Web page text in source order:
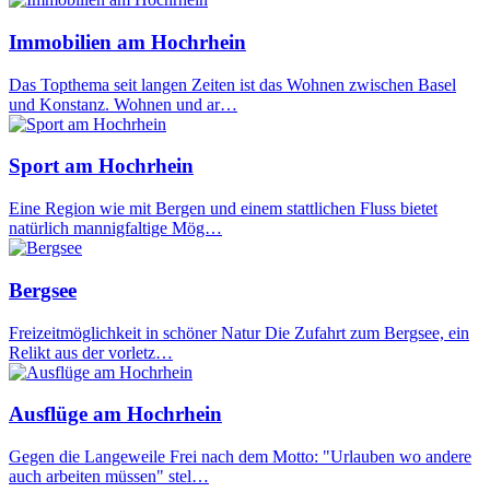
Immobilien am Hochrhein
Das Topthema seit langen Zeiten ist das Wohnen zwischen Basel
und Konstanz. Wohnen und ar…
Sport am Hochrhein
Eine Region wie mit Bergen und einem stattlichen Fluss bietet
natürlich mannigfaltige Mög…
Bergsee
Freizeitmöglichkeit in schöner Natur Die Zufahrt zum Bergsee, ein
Relikt aus der vorletz…
Ausflüge am Hochrhein
Gegen die Langeweile Frei nach dem Motto: "Urlauben wo andere
auch arbeiten müssen" stel…